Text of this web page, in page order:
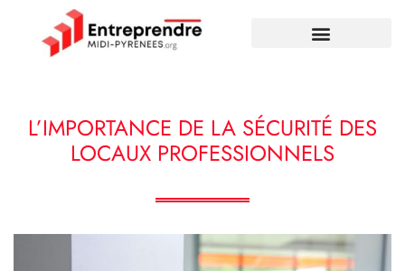
L’IMPORTANCE DE LA SÉCURITÉ DES
LOCAUX PROFESSIONNELS